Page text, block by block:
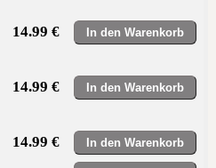
14.99 €
14.99 €
14.99 €